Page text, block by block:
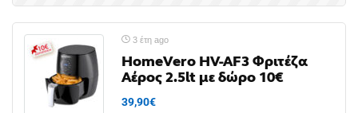
3 έτη ago
HomeVero HV-AF3 Φριτέζα
Αέρος 2.5lt με δώρο 10€
39,90€